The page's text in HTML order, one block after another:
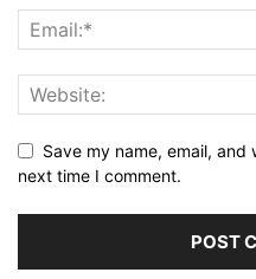
Save my name, email,
next time I comment.